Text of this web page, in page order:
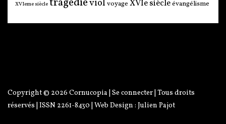
XVIeme siècle
viol voyage XVIe siècleévangélisme
Copyright © 2026 Cornucopia Se connecter | Tous droits
réservés | ISSN 2261-8430 | Web Design : Julien Pajot